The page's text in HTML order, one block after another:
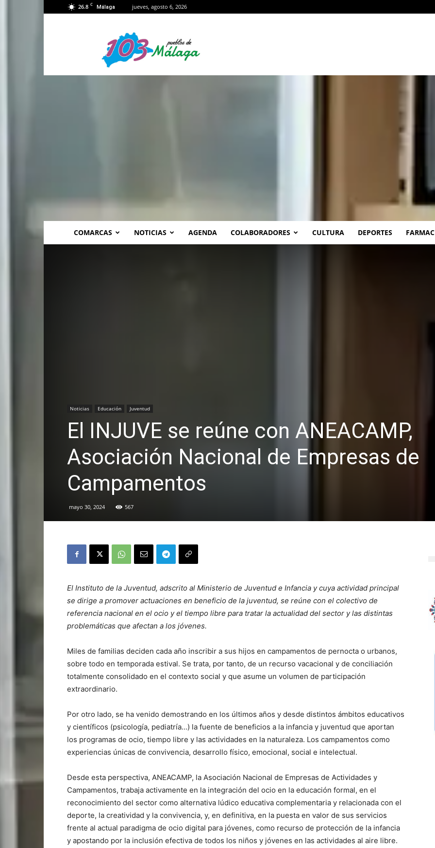
26.8 C Málaga jueves, agosto 6, 2026
Málaga
COMARCAS NOTICIAS AGENDA COLABORADORES CULTURA DEPORTES
Noticias Educación Juventud
El INJUVE se reúne con ANEACAMP,
Asociación Nacional de Empresas de
Campamentos
mayo 30, 2024 567
El Instituto de la Juventud, adscrito al Ministerio de Juventud e Infancia y cuya actividad principal
se dirige a promover actuaciones en beneficio de la juventud, se reúne con el colectivo de
referencia nacional en el ocio y el tiempo libre para tratar la actualidad del sector y las distintas
problemáticas que afectan a los jóvenes.
Miles de familias deciden cada año inscribir a sus hijos en campamentos de pernocta o urbanos,
sobre todo en temporada estival. Se trata, por tanto, de un recurso vacacional y de conciliación
totalmente consolidado en el contexto social y que asume un volumen de participación
extraordinario.
Por otro lado, se ha venido demostrando en los últimos años y desde distintos ámbitos educativos
y científicos (psicología, pediatría…) la fuente de beneficios a la infancia y juventud que aportan
los programas de ocio, tiempo libre y las actividades en la naturaleza. Los campamentos como
experiencias únicas de convivencia, desarrollo físico, emocional, social e intelectual.
Desde esta perspectiva, ANEACAMP, la Asociación Nacional de Empresas de Actividades y
Campamentos, trabaja activamente en la integración del ocio en la educación formal, en el
reconocimiento del sector como alternativa lúdico educativa complementaria y relacionada con el
deporte, la creatividad y la convivencia, y, en definitiva, en la puesta en valor de sus servicios
frente al actual paradigma de ocio digital para jóvenes, como recurso de protección de la infancia
y apostando por la inclusión efectiva de todos los niños y jóvenes en las actividades al aire libre.